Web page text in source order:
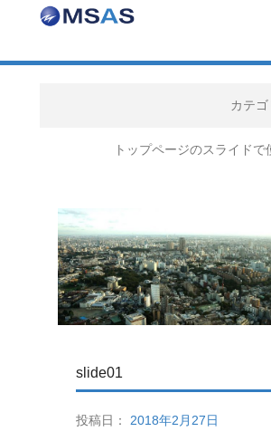
カテ
トップページのスライドで
slide01
投稿日： 2018年2月27日